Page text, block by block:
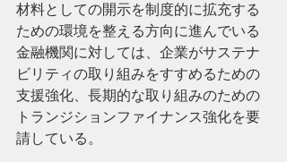
材料としての開示を制度的に拡充する
ための環境を整える方向に進んでいる
金融機関に対しては、企業がサステナ
ビリティの取り組みをすすめるための
支援強化、長期的な取り組みのための
トランジションファイナンス強化を要
請している。